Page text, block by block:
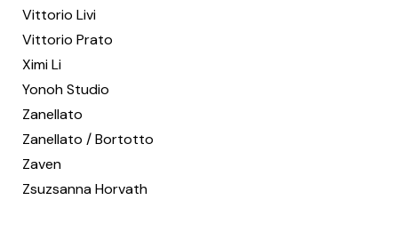
Vittorio Livi
Vittorio Prato
Ximi Li
Yonoh Studio
Zanellato
Zanellato / Bortotto
Zaven
Zsuzsanna Horvath